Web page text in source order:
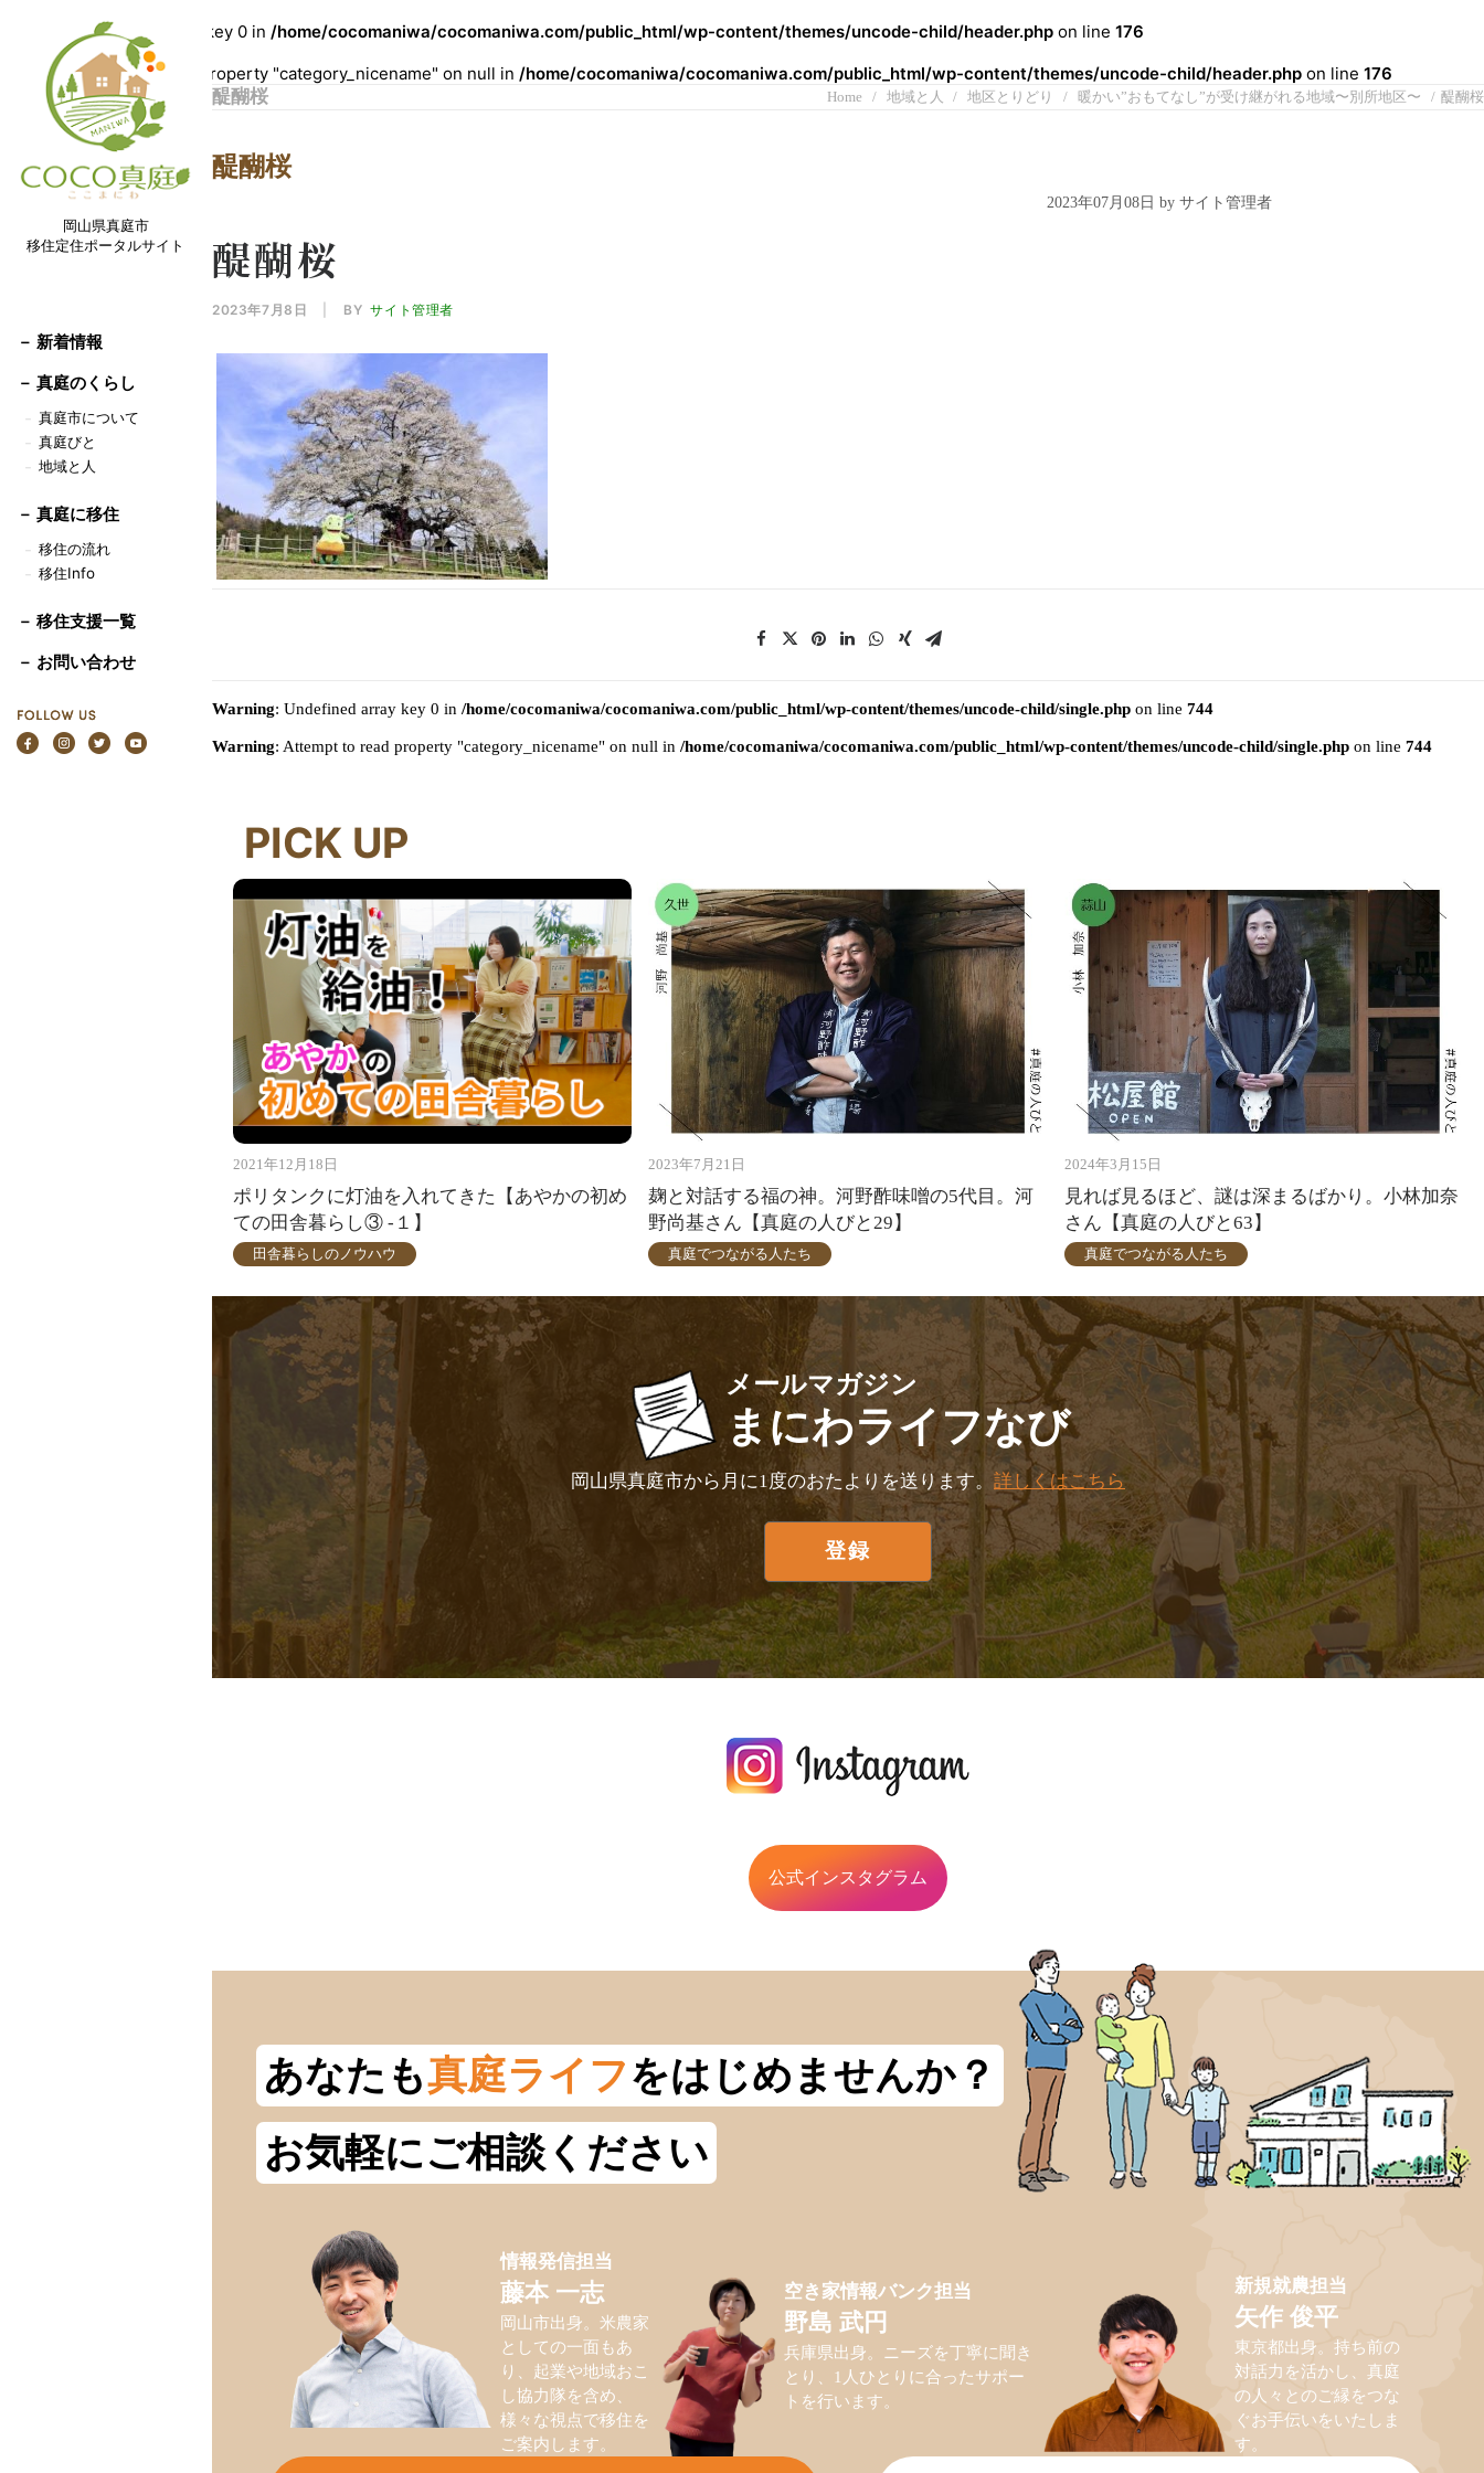
: Undefined array key 0 in /home/cocomaniwa/cocomaniwa.com/public_html/wp-content/themes/uncode-child/header.php on line 176
Warning : Attempt to read property "category_nicename" on null in /home/cocomaniwa/cocomaniwa.com/public_html/wp-content/themes/uncode-child/header.php on line 176
岡山県真庭市
移住定住ポータルサイト
－ 新着情報
－ 真庭のくらし
－ 真庭市について
－ 真庭びと
－ 地域と人
－ 真庭に移住
－ 移住の流れ
－ 移住Info
－ 移住支援一覧
－ お問い合わせ
醍醐桜 Home 地域と人 地区とりどり 暖かい”おもてなし”が受け継がれる地域〜別所地区〜 醍醐桜
醍醐桜
2023年07月08日 by サイト管理者
醍醐桜
2023年7月8日 BY サイト管理者
Warning: Undefined array key 0 in /home/cocomaniwa/cocomaniwa.com/public_html/wp-content/themes/uncode-child/single.phpon line 744
Warning: Attempt to read property "category_nicename" on null in /home/cocomaniwa/cocomaniwa.com/public_html/wp-content/themes/uncode-child/single.phpon line 744
PICK UP
2021年12月18日
ポリタンクに灯油を入れてきた【あやかの初め
ての田舎暮らし③ -１】
田舎暮らしのノウハウ
2023年7月21日
麹と対話する福の神。河野酢味噌の5代目。河
野尚基さん【真庭の人びと29】
真庭でつながる人たち
2024年3月15日
見れば見るほど、謎は深まるばかり。小林加奈
さん【真庭の人びと63】
真庭でつながる人たち
メールマガジン
まにわライフなび
岡山県真庭市から月に1度のおたよりを送ります。 詳しくはこちら
公式インスタグラム
あなたも真庭ライフをはじめませんか？
お気軽にご相談ください
情報発信担当
藤本 一志
岡山市出身。米農家
としての一面もあ
り、起業や地域おこ
し協力隊を含め、
様々な視点で移住を
ご案内します。
空き家情報バンク担当
野島 武円
兵庫県出身。ニーズを丁寧に聞き
とり、1人ひとりに合ったサポー
トを行います。
新規就農担当
矢作 俊平
東京都出身。持ち前の
対話力を活かし、真庭
の人々とのご縁をつな
ぐお手伝いをいたしま
す。